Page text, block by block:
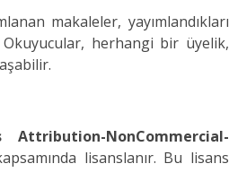
makaleler, yayımlandıkları
herhangi bir üyelik,
Attribution-NonCommercial-
lisanslanır. Bu lisans